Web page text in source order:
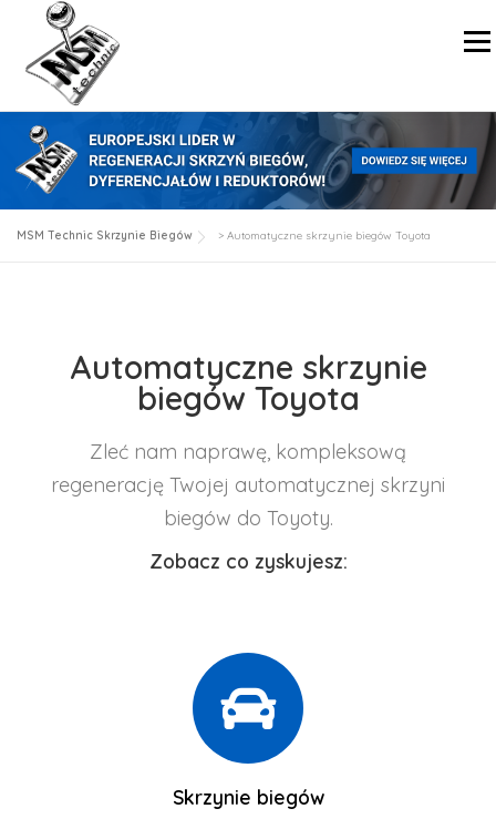
Menu
STRONA GŁÓWNA SKRZYNIE BIEGÓW AUTOMATYCZNE
SKRZYNIE BIEGÓW MANUALNE
MSM Technic Skrzynie Biegów > Automatyczne skrzynie biegów Toyota
Automatyczne skrzynie
biegów Toyota
Zleć nam naprawę, kompleksową
regenerację Twojej automatycznej skrzyni
biegów do Toyoty.
Zobacz co zyskujesz:
Skrzynie biegów